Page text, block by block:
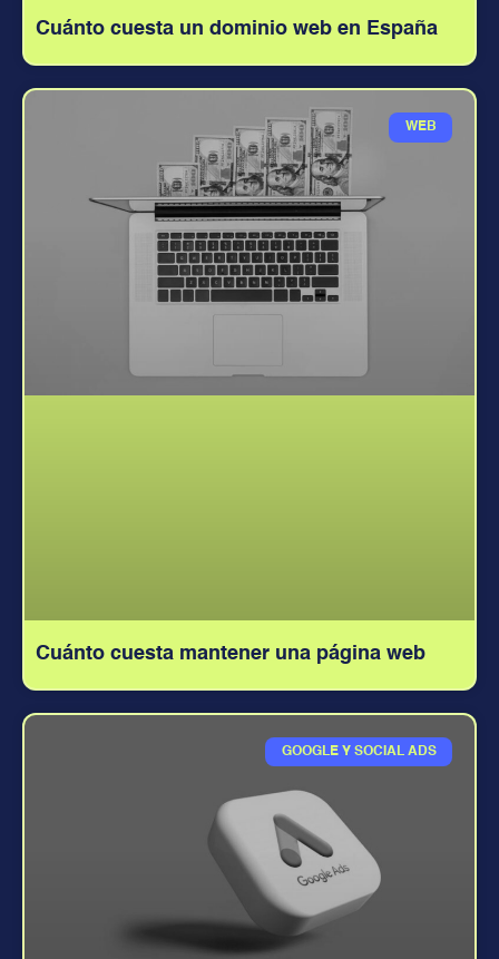
Cuánto cuesta un dominio web en España
WEB
Cuánto cuesta mantener una página web
GOOGLE Y SOCIAL ADS